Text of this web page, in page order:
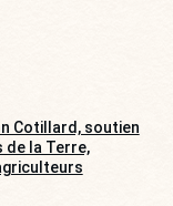
Cotillard, soutien
de la Terre,